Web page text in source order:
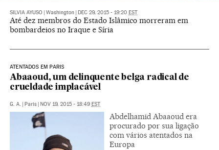
SILVIA AYUSO Washington DEC 29, 2015 - 19:20 EST
Até dez membros do Estado Islâmico morreram em
bombardeios no Iraque e Síria
ATENTADOS EM PARIS
Abaaoud, um delinquente belga radical de
crueldade implacável
G. A. Paris NOV 19, 2015 - 18:49 EST
Abdelhamid Abaaoud era
procurado por sua ligação
com vários atentados na
Europa